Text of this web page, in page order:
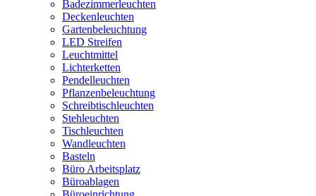
Badezimmerleuchten
Deckenleuchten
Gartenbeleuchtung
LED Streifen
Leuchtmittel
Lichterketten
Pendelleuchten
Pflanzenbeleuchtung
Schreibtischleuchten
Stehleuchten
Tischleuchten
Wandleuchten
Basteln
Büro Arbeitsplatz
Büroablagen